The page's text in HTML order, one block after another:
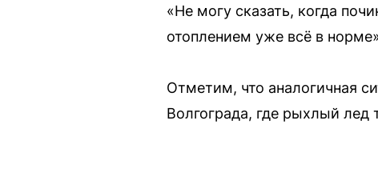
«Не могу сказать, когда
отоплением уже всё в
Отметим, что аналогичная
Волгограда, где рыхлый лед